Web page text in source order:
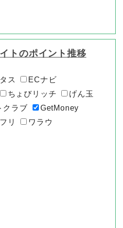
トのポイント推移
ス
ECナビ
ちょびリッチ
げん玉
クラブ
GetMoney
リ ワラウ